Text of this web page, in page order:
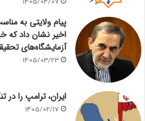
1405/04/07
پیام ولایتی به
اخیر نشان داد که
آزمایشگاه‌های
1405/03/23
ایران، ترامپ را در
1405/02/17